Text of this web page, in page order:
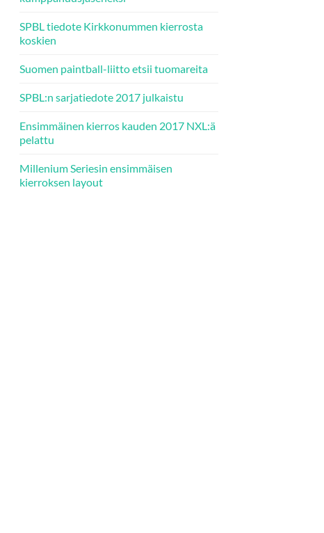
SPBL tiedote Kirkkonummen kierrosta
koskien
Suomen paintball-liitto etsii tuomareita
SPBL:n sarjatiedote 2017 julkaistu
Ensimmäinen kierros kauden 2017 NXL:ä
pelattu
Millenium Seriesin ensimmäisen
kierroksen layout